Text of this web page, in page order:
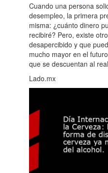
Cuando una persona
desempleo, la primera
misma: ¿cuánto dinero
recibiré? Pero, existe
desapercibido y que
mucho mayor en el
que se descuentan al
Lado.mx